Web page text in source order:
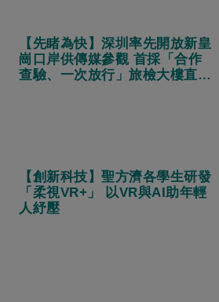
【先睹為快】深圳率先開放新皇
崗口岸供傳媒參觀 首採「合作
查驗、一次放行」旅檢大樓直連
【創新科技】聖方濟各學生研發
「柔視VR+」 以VR與AI助年輕
人紓壓